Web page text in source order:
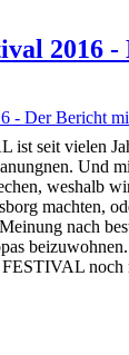
2016
seit vielen
Und
weshalb
machten,
nach
noch